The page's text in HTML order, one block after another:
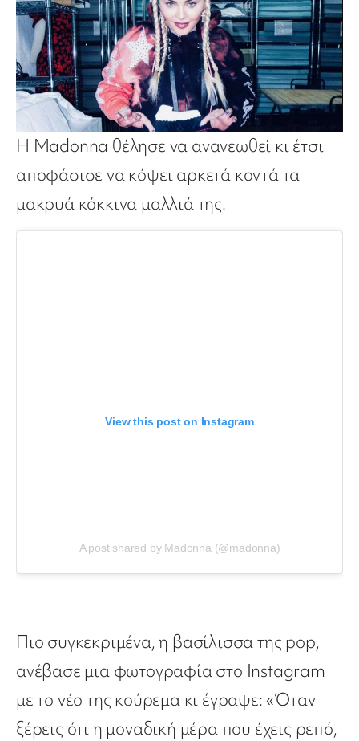
Η Madonna θέλησε να ανανεωθεί κι έτσι
αποφάσισε να κόψει αρκετά κοντά τα
μακρυά κόκκινα μαλλιά της.
View this post on Instagram
A post shared by Madonna (@madonna)
Πιο συγκεκριμένα, η βασίλισσα της pop,
ανέβασε μια φωτογραφία στο Instagram
με το νέο της κούρεμα κι έγραψε: «Όταν
ξέρεις ότι η μοναδική μέρα που έχεις ρεπό,